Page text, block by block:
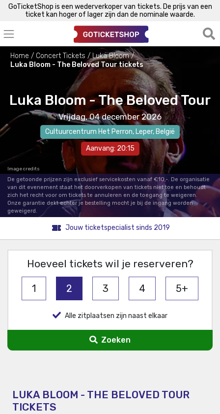
GoTicketShop is een wederverkoper van tickets. De prijs van een
ticket kan hoger of lager zijn dan de nominale waarde.
Home Concert Tickets
Luka Bloom
Luka Bloom - The Beloved Tour tickets
Luka Bloom - The Beloved Tour
Vrijdag, 04 december 2026
Cultuurcentrum Het Perron, Leper, België
Aanvang: 20:15
Image credits
De getoonde prijzen zijn exclusief servicekosten vanaf €10,-. De organisatie
van dit evenement staat het doorverkopen van tickets niet toe en behoudt
zich het recht voor om tickets te annuleren en de toegang te weigeren.
Onze garantie dekt echter je bestelling mocht je bij de ingang worden
geweigerd.
Jouw ticketspecialist sinds 2019
Hoeveel tickets wil je reserveren?
1 2 3 4 5+
Alle zitplaatsen zijn naast elkaar
Zoeken
LUKA BLOOM - THE BELOVED TOUR
TICKETS